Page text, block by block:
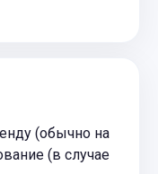
(обычно на
(в случае